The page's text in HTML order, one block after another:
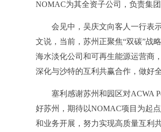
NOMAC为其全资子公司，负责集
会见中，吴庆文向客人一行表示
文说，当前，苏州正聚焦“双碳”战
海水淡化公司和可再生能源运营商
深化与沙特的互利共赢合作，做好
塞利感谢苏州和园区对ACWA
好苏州，期待以NOMAC项目为起
和业务开展，努力实现高质量互利共